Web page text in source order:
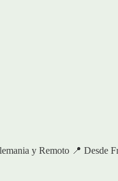
y Remoto 📍 Desde